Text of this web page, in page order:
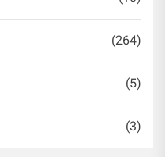
(264)
(5)
(3)